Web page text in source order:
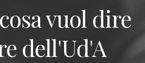
vuol dire
dell'Ud'A